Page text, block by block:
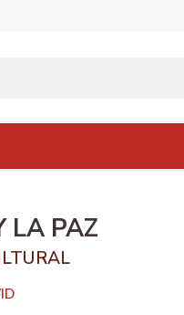
LA PAZ